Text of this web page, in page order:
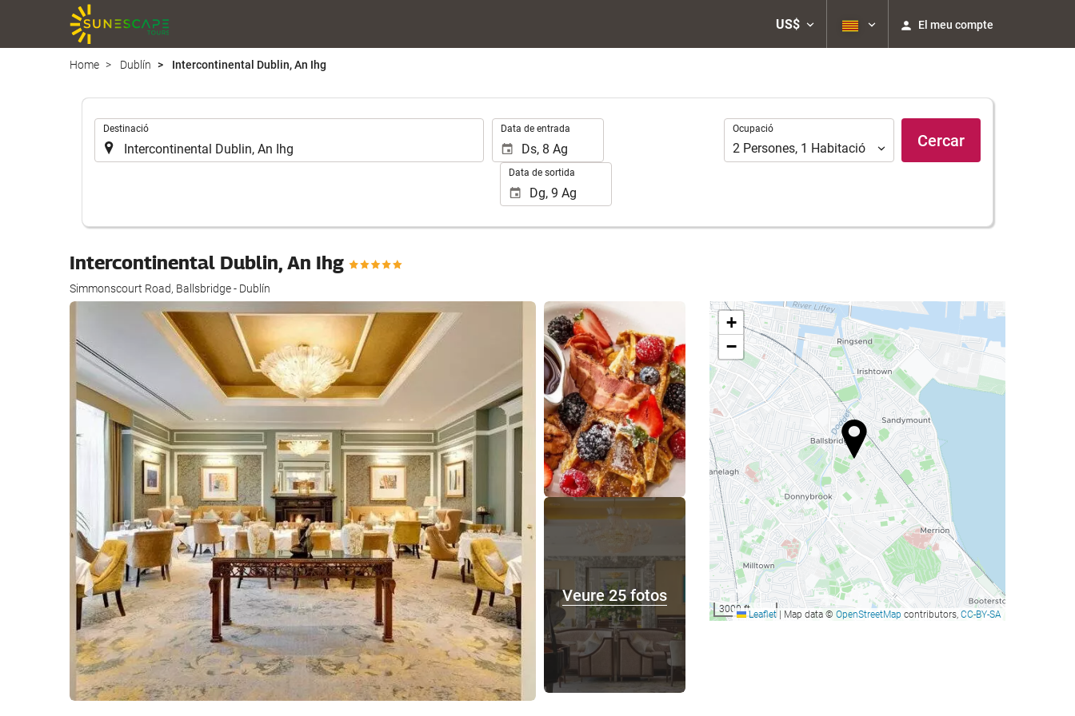
US$ El meu compte
Home Dublín Intercontinental Dublin, An Ihg
Destinació Data de entrada
Data de sortida
Ocupació
Ocupació
2 Persones, 1 Habitació Cercar
Intercontinental Dublin, An Ihg
Simmonscourt Road, Ballsbridge - Dublín
Veure 25 fotos
Veure 25 fotos
+
−
3000 ftLeaflet Map data © OpenStreetMap contributors, CC-BY-SA